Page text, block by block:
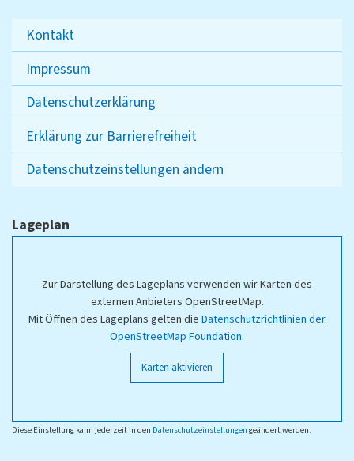
Kontakt
Impressum
Datenschutzerklärung
Erklärung zur Barrierefreiheit
Datenschutzeinstellungen ändern
Lageplan
Zur Darstellung des Lageplans verwenden wir Karten des
externen Anbieters OpenStreetMap.
Mit Öffnen des Lageplans gelten die Datenschutzrichtlinien der
OpenStreetMap Foundation.
Karten aktivieren
Diese Einstellung kann jederzeit in den Datenschutzeinstellungen geändert werden.